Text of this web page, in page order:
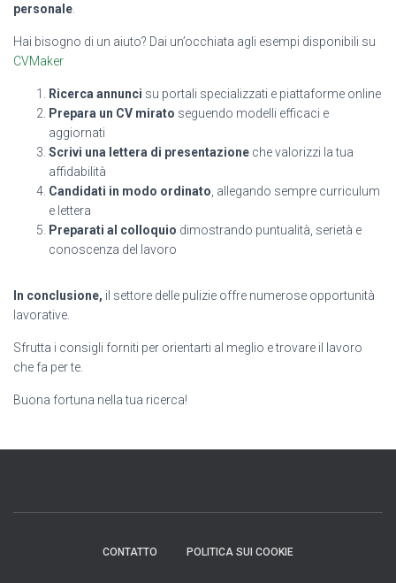
personale
Hai bisogno di un aiuto? Dai un’occhiata agli esempi disponibili su
CVMaker
Ricerca annunci su portali specializzati e piattaforme online
Prepara un CV mirato seguendo modelli efficaci e
aggiornati
Scrivi una lettera di presentazione che valorizzi la tua
affidabilità
Candidati in modo ordinato , allegando sempre curriculum
e lettera
Preparati al colloquio dimostrando puntualità, serietà e
conoscenza del lavoro
In conclusione, il settore delle pulizie offre numerose opportunità
lavorative.
Sfrutta i consigli forniti per orientarti al meglio e trovare il lavoro
che fa per te.
Buona fortuna nella tua ricerca!
CONTATTO POLITICA SUI COOKIE